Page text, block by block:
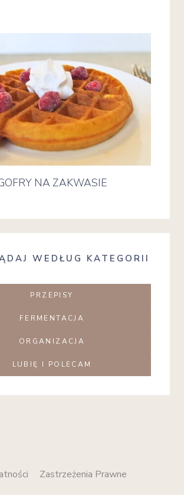
NA ZAKWASIE
WEDŁUG KATEGORII
PRZEPISY
FERMENTACJA
ORGANIZACJA
LUBIĘ I POLECAM
Zastrzeżenia Prawne